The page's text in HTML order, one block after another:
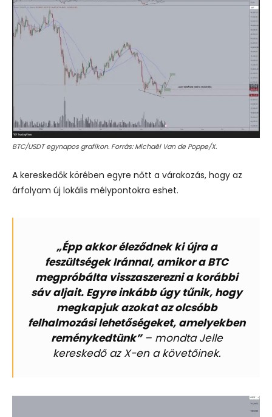
BTC/USDT egynapos grafikon. Forrás: Michaël Van de Poppe/X.
A kereskedők körében egyre nőtt a várakozás, hogy az
árfolyam új lokális mélypontokra eshet.
„Épp akkor éleződnek ki újra a
feszültségek Iránnal, amikor a BTC
megpróbálta visszaszerezni a korábbi
sáv aljait. Egyre inkább úgy tűnik, hogy
megkapjuk azokat az olcsóbb
felhalmozási lehetőségeket, amelyekben
reménykedtünk”– mondtaJelle
kereskedő az X-en a követőinek.